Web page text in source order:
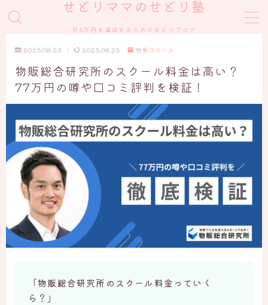
せどりママのせどり塾
月5万円を達成するためのせどりブログ
スクール
AIスクール
せどりノウハウ
メルカリ
Amazon
eBay
お問い合わせ
2025.08.23 2025.08.25 物販スクール
物販総合研究所のスクール料金は高い？
77万円の噂や口コミ評判を検証！
「物販総合研究所のスクール料金っていく
ら？」